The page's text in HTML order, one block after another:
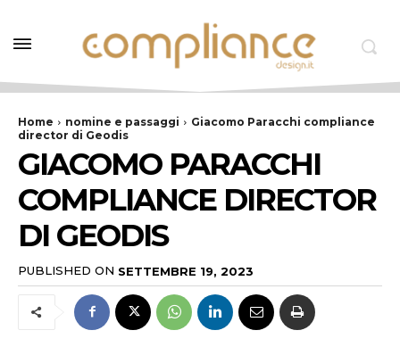
Home nomine e passaggi
Giacomo Paracchi compliance
director di Geodis
GIACOMO PARACCHI
COMPLIANCE DIRECTOR
DI GEODIS
PUBLISHED ON SETTEMBRE 19, 2023